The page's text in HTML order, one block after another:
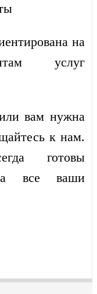
на
услуг
вам нужна
к нам.
готовы
все ваши